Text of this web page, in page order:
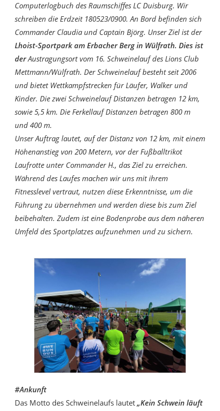
Computerlogbuch des Raumschiffes LC Duisburg. Wir
schreiben die Erdzeit 180523/0900. An Bord befinden sich
Commander Claudia und Captain Björg. Unser Ziel ist der
Lhoist-Sportpark am Erbacher Berg in Wülfrath. Dies ist
derAustragungsort vom 16. Schweinelauf des Lions Club
Mettmann/Wülfrath. Der Schweinelauf besteht seit 2006
und bietet Wettkampfstrecken für Läufer, Walker und
Kinder. Die zwei Schweinelauf Distanzen betragen 12 km,
sowie 5,5 km. Die Ferkellauf Distanzen betragen 800 m
und 400 m.
Unser Auftrag lautet, auf der Distanz von 12 km, mit einem
Höhenanstieg von 200 Metern, vor der Fußballtrikot
Laufrotte unter Commander H., das Ziel zu erreichen.
Während des Laufes machen wir uns mit ihrem
Fitnesslevel vertraut, nutzen diese Erkenntnisse, um die
Führung zu übernehmen und werden diese bis zum Ziel
beibehalten. Zudem ist eine Bodenprobe aus dem näheren
Umfeld des Sportplatzes aufzunehmen und zu sichern.
#Ankunft
Das Motto des Schweinelaufs lautet „Kein Schwein läuft